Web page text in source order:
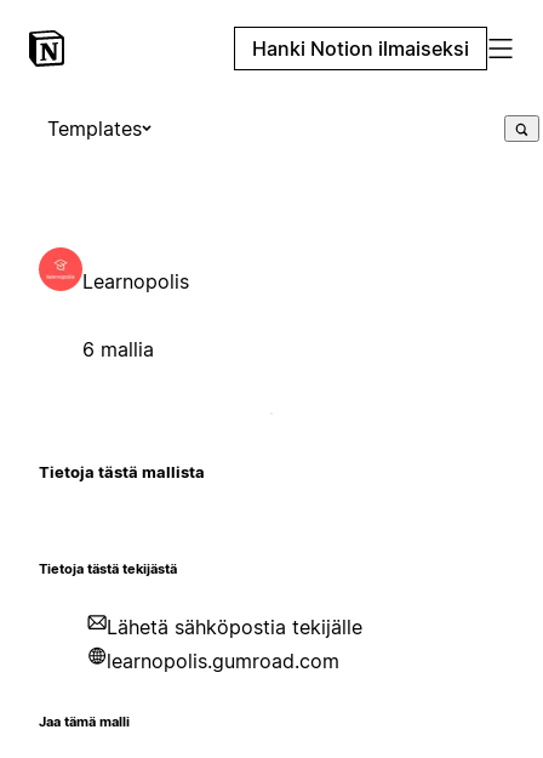
Hanki Notion ilmaiseksi
Templates
Learnopolis
6 mallia
Tietoja tästä mallista
Tietoja tästä tekijästä
Lähetä sähköpostia tekijälle
learnopolis.gumroad.com
Jaa tämä malli